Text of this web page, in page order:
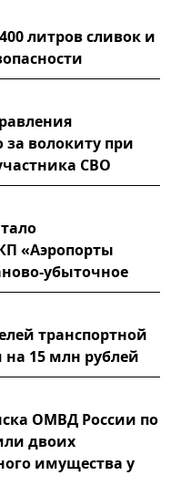
литров сливок и
волокиту при
СВО
«Аэропорты
убыточное
транспортной
15 млн рублей
ОМВД России по
двоих
имущества у